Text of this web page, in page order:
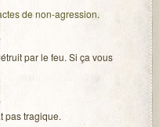
de non-agression.
par le feu. Si ça vous
pas tragique.